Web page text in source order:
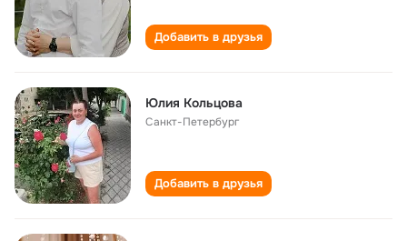
Добавить в друзья
Юлия Кольцова
Санкт-Петербург
Добавить в друзья